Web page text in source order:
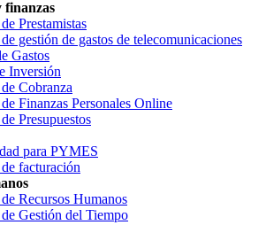
finanzas
Prestamistas
gestión de gastos de telecomunicaciones
Gastos
Inversión
Cobranza
Finanzas Personales Online
Presupuestos
para PYMES
facturación
Recursos Humanos
Gestión del Tiempo